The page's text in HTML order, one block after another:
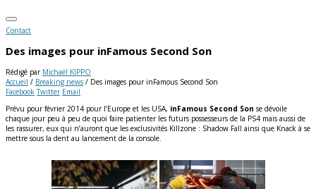
Contact
Des images pour inFamous Second Son
Rédigé par Michaël KIPPO
Accueil / Breaking news / Des images pour inFamous Second Son
Facebook Twitter Email
Prévu pour février 2014 pour l’Europe et les USA, inFamous Second Son se dévoile
chaque jour peu à peu de quoi faire patienter les futurs possesseurs de la PS4 mais aussi de
les rassurer, eux qui n’auront que les exclusivités Killzone : Shadow Fall ainsi que Knack à se
mettre sous la dent au lancement de la console.